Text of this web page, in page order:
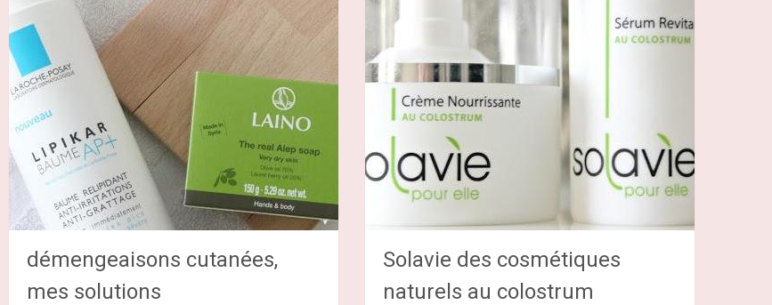
démengeaisons cutanées,
mes solutions
Solavie des cosmétiques
naturels au colostrum